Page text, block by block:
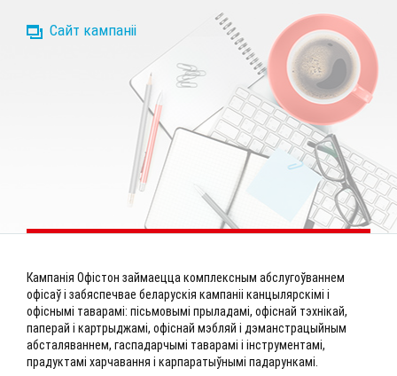
Сайт кампаніі
Кампанія Офістон займаецца комплексным абслугоўваннем
офісаў і забяспечвае беларускія кампаніі канцылярскімі і
офіснымі таварамі: пісьмовымі прыладамі, офіснай тэхнікай,
паперай і картрыджамі, офіснай мэбляй і дэманстрацыйным
абсталяваннем, гаспадарчымі таварамі і інструментамі,
прадуктамі харчавання і карпаратыўнымі падарункамі.